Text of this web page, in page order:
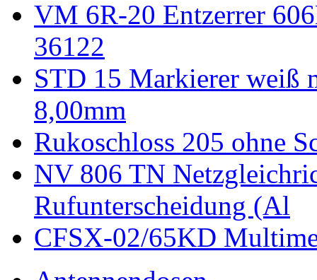
VM 6R-20 Entzerrer
36122
STD 15 Markierer weiß
8,00mm
Rukoschloss 205 ohne
NV 806 TN
Rufunterscheidung (Al
CFSX-02/65KD